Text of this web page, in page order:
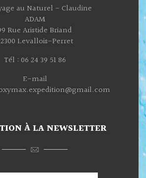
au Naturel - Claudine
ADAM
Rue Aristide Briand
Levallois-Perret
Tél : 06 24 39 51 86
E-mail
À LA NEWSLETTER